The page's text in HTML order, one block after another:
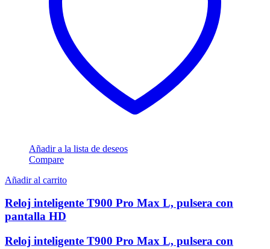
Añadir a la lista de deseos
Compare
Añadir al carrito
Reloj inteligente T900 Pro Max L, pulsera con
pantalla HD
Reloj inteligente T900 Pro Max L, pulsera con